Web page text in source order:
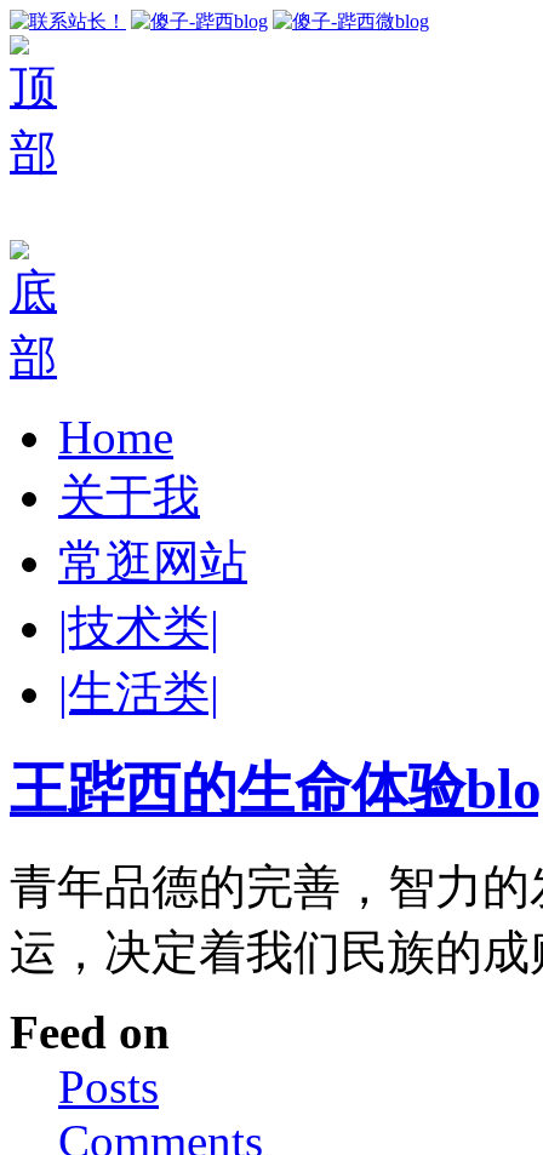
Home
关于我
常逛网站
|技术类|
|生活类|
王跸西的生命体验
青年品德的完善，智力
运，决定着我们民族的
Feed on
Posts
Comments